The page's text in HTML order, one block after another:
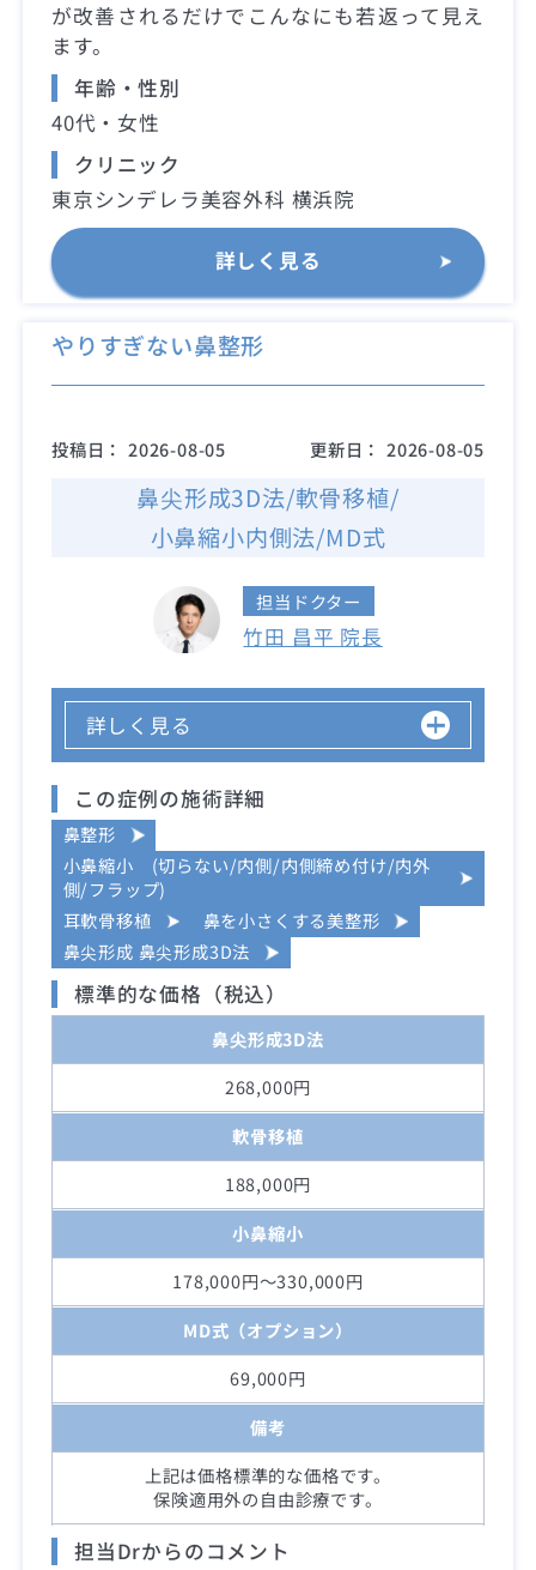
が改善されるだけでこんなにも若返って見え
ます。
年齢・性別
40代・女性
クリニック
東京シンデレラ美容外科 横浜院
詳しく見る
やりすぎない鼻整形
投稿日： 2026-08-05 更新日： 2026-08-05
鼻尖形成3D法/軟骨移植/
小鼻縮小内側法/MD式
担当ドクター
竹田 昌平 院長
詳しく見る
この症例の施術詳細
鼻整形
小鼻縮小 (切らない/内側/内側締め付け/内外
側/フラップ)
耳軟骨移植
鼻を小さくする美整形
鼻尖形成 鼻尖形成3D法
標準的な価格（税込）
鼻尖形成3D法
268,000円
軟骨移植
188,000円
小鼻縮小
178,000円～330,000円
MD式（オプション）
69,000円
備考
上記は価格標準的な価格です。
保険適用外の自由診療です。
担当Drからのコメント